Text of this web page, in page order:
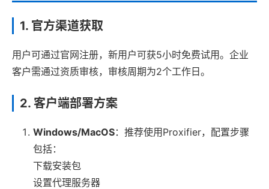
1. 官方渠道获取
用户可通过官网注册，新用户可获5小时免费试用。企业
客户需通过资质审核，审核周期为2个工作日。
2. 客户端部署方案
Windows/MacOS：推荐使用Proxifier，配置步骤
包括：
下载安装包
设置代理服务器